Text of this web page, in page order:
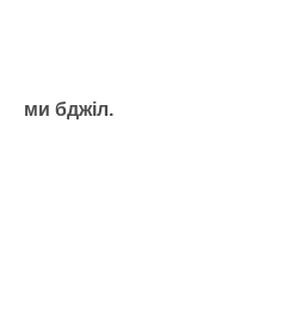
ми бджіл.